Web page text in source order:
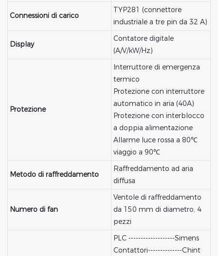
Connessioni di carico
TYP281 (connettore
industriale a tre pin da 32 A)
Display
Contatore digitale
(A/V/kW/Hz)
Protezione
Interruttore di emergenza
termico
Protezione con interruttore
automatico in aria (40A)
Protezione con interblocco
a doppia alimentazione
Allarme luce rossa a 80℃
viaggio a 90℃
Metodo di raffreddamento
Raffreddamento ad aria
diffusa
Numero di fan
Ventole di raffreddamento
da 150 mm di diametro, 4
pezzi
PLC -------------------Simens
Contattori--------------Chint